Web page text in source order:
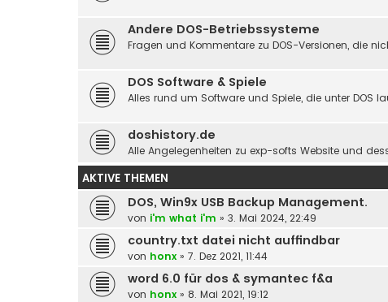
Andere DOS-Betriebssysteme
Fragen und Kommentare zu DOS-Versionen, die
DOS Software & Spiele
Alles rund um Software und Spiele, die unter DOS
doshistory.de
Alle Angelegenheiten zu exp-softs Website und
AKTIVE THEMEN
DOS, Win9x USB Backup Management.
von i'm what i'm » 3. Mai 2024, 22:49
country.txt datei nicht auffindbar
von honx » 7. Dez 2021, 11:44
word 6.0 für dos & symantec f&a
von honx » 8. Mai 2021, 19:12